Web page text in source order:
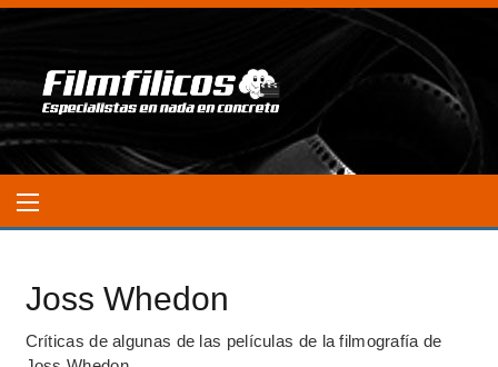
Joss Whedon
Críticas de algunas de las películas de la filmografía de